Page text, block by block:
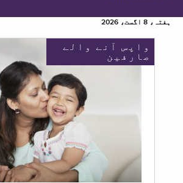
ہفتہ، 8 اگست، 2026
واپس آنے والے
صارفین